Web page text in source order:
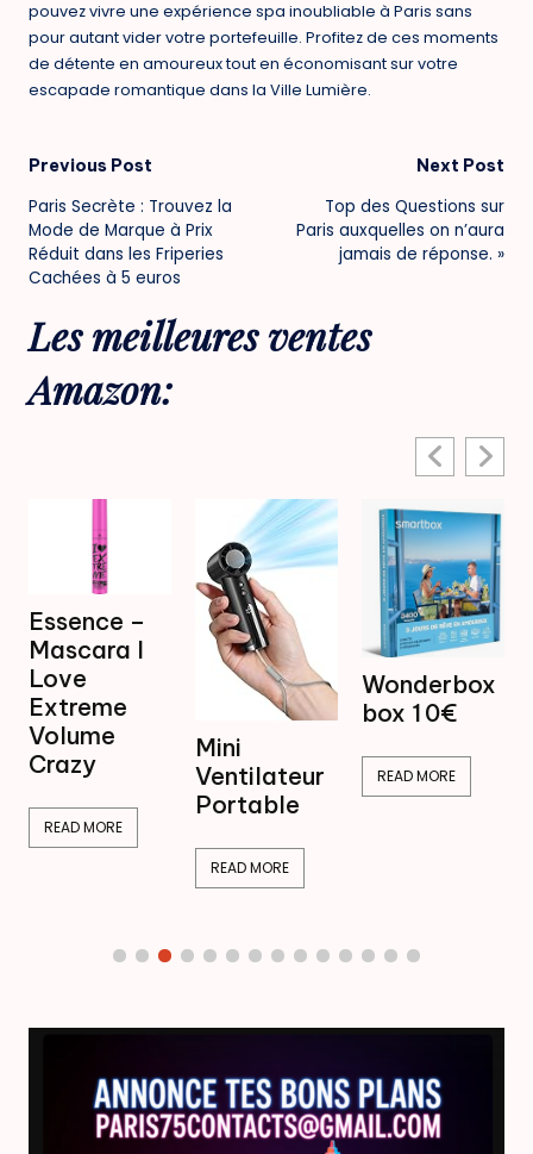
pouvez vivre une expérience spa inoubliable à Paris sans
pour autant vider votre portefeuille. Profitez de ces moments
de détente en amoureux tout en économisant sur votre
escapade romantique dans la Ville Lumière.
Post
navigation
Previous Post
Paris Secrète : Trouvez la
Mode de Marque à Prix
Réduit dans les Friperies
Cachées à 5 euros
Next Post
Top des Questions sur
Paris auxquelles on n’aura
jamais de réponse. »
Les meilleures ventes
Amazon:
Mini
Ventilateur
Portable
Wonderbox
box 1 0€
READ MORE
Mini
Ventilateur
Brumisateur
16,99€